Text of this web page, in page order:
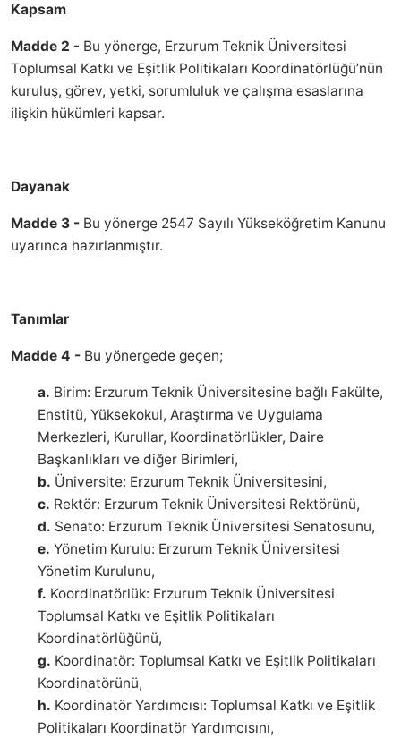
Kapsam
Madde 2 - Bu yönerge, Erzurum Teknik Üniversitesi
Toplumsal Katkı ve Eşitlik Politikaları Koordinatörlüğü’nün
kuruluş, görev, yetki, sorumluluk ve çalışma esaslarına
ilişkin hükümleri kapsar.
Dayanak
Madde 3 - Bu yönerge 2547 Sayılı Yükseköğretim Kanunu
uyarınca hazırlanmıştır.
Tanımlar
Madde 4 - Bu yönergede geçen;
a. Birim: Erzurum Teknik Üniversitesine bağlı Fakülte,
Enstitü, Yüksekokul, Araştırma ve Uygulama
Merkezleri, Kurullar, Koordinatörlükler, Daire
Başkanlıkları ve diğer Birimleri,
b. Üniversite: Erzurum Teknik Üniversitesini,
c. Rektör: Erzurum Teknik Üniversitesi Rektörünü,
d. Senato: Erzurum Teknik Üniversitesi Senatosunu,
e. Yönetim Kurulu: Erzurum Teknik Üniversitesi
Yönetim Kurulunu,
f. Koordinatörlük: Erzurum Teknik Üniversitesi
Toplumsal Katkı ve Eşitlik Politikaları
Koordinatörlüğünü,
g. Koordinatör: Toplumsal Katkı ve Eşitlik Politikaları
Koordinatörünü,
h. Koordinatör Yardımcısı: Toplumsal Katkı ve Eşitlik
Politikaları Koordinatör Yardımcısını,